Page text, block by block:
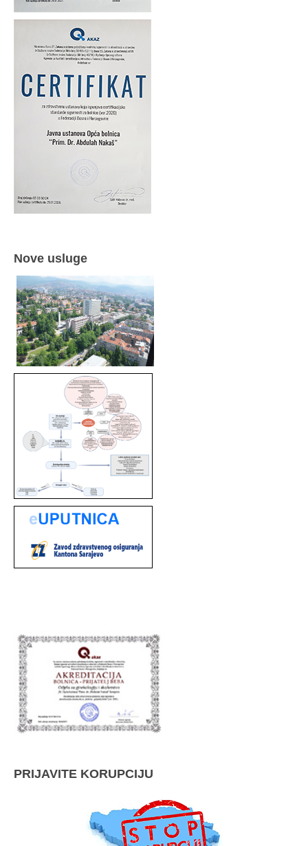
Nove usluge
PRIJAVITE KORUPCIJU